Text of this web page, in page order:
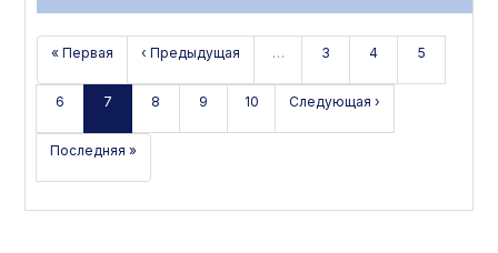
« Первая ‹ Предыдущая … 3 4 5
6 7 8 9 10 Следующая ›
Последняя »